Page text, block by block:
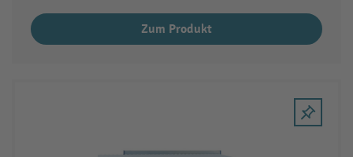
Zum Produkt